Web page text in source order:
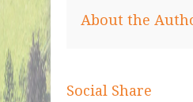
About the
Social Share